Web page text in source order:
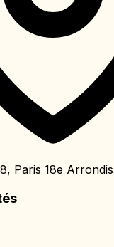
Paris 18e